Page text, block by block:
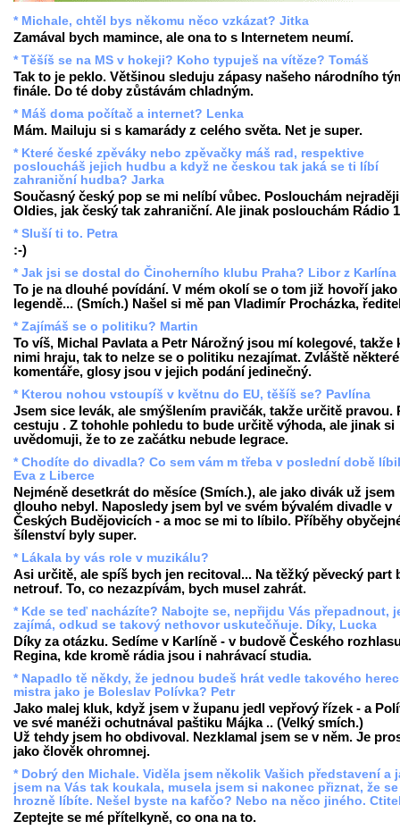
* Michale, chtěl bys někomu něco vzkázat? Jitka
Zamával bych mamince, ale ona to s Internetem neumí.
* Těšíš se na MS v hokeji? Koho typuješ na vítěze? Tomáš
Tak to je peklo. Většinou sleduju zápasy našeho národního
finále. Do té doby zůstávám chladným.
* Máš doma počítač a internet? Lenka
Mám. Mailuju si s kamarády z celého světa. Net je super.
* Které české zpěváky nebo zpěvačky máš rad, respektive
posloucháš jejich hudbu a když ne českou tak jaká se ti líbí
zahraniční hudba? Jarka
Současný český pop se mi nelíbí vůbec. Poslouchám nejraději
Oldies, jak český tak zahraniční. Ale jinak poslouchám Rádio
* Sluší ti to. Petra
:-)
* Jak jsi se dostal do Činoherního klubu Praha? Libor z Karlína
To je na dlouhé povídání. V mém okolí se o tom již hovoří jako
legendě... (Smích.) Našel si mě pan Vladimír Procházka,
* Zajímáš se o politiku? Martin
To víš, Michal Pavlata a Petr Nárožný jsou mí kolegové, takže
nimi hraju, tak to nelze se o politiku nezajímat. Zvláště
komentáře, glosy jsou v jejich podání jedinečný.
* Kterou nohou vstoupíš v květnu do EU, těšíš se? Pavlína
Jsem sice levák, ale smýšlením pravičák, takže určitě pravou.
cestuju . Z tohohle pohledu to bude určitě výhoda, ale jinak si
uvědomuji, že to ze začátku nebude legrace.
* Chodíte do divadla? Co sem vám m třeba v poslední době
Eva z Liberce
Nejméně desetkrát do měsíce (Smích.), ale jako divák už jsem
dlouho nebyl. Naposledy jsem byl ve svém bývalém divadle v
Českých Budějovicích - a moc se mi to líbilo. Příběhy
šílenství byly super.
* Lákala by vás role v muzikálu?
Asi určitě, ale spíš bych jen recitoval... Na těžký pěvecký part
netrouf. To, co nezazpívám, bych musel zahrát.
* Kde se teď nacházíte? Nabojte se, nepřijdu Vás přepadnout,
zajímá, odkud se takový nethovor uskutečňuje. Díky, Lucka
Díky za otázku. Sedíme v Karlíně - v budově Českého
Regina, kde kromě rádia jsou i nahrávací studia.
* Napadlo tě někdy, že jednou budeš hrát vedle takového
mistra jako je Boleslav Polívka? Petr
Jako malej kluk, když jsem v županu jedl vepřový řízek - a
ve své manéži ochutnával paštiku Májka .. (Velký smích.)
Už tehdy jsem ho obdivoval. Nezklamal jsem se v něm. Je
jako člověk ohromnej.
* Dobrý den Michale. Viděla jsem několik Vašich představení a
jsem na Vás tak koukala, musela jsem si nakonec přiznat, že
hrozně líbíte. Nešel byste na kafčo? Nebo na něco jiného.
Zeptejte se mé přítelkyně, co ona na to.